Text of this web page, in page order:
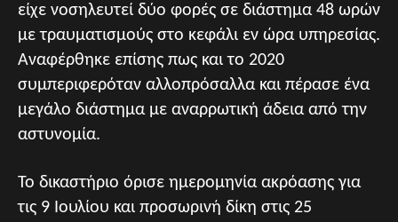
είχε νοσηλευτεί δύο φορές σε διάστημα 48 ωρών
με τραυματισμούς στο κεφάλι εν ώρα υπηρεσίας.
Αναφέρθηκε επίσης πως και τo 2020
συμπεριφερόταν αλλοπρόσαλλα και πέρασε ένα
μεγάλο διάστημα με αναρρωτική άδεια από την
αστυνομία.
Το δικαστήριο όρισε ημερομηνία ακρόασης για
τις 9 Ιουλίου και προσωρινή δίκη στις 25